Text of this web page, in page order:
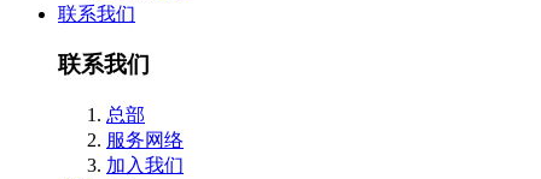
联系我们
联系我们
总部
服务网络
加入我们